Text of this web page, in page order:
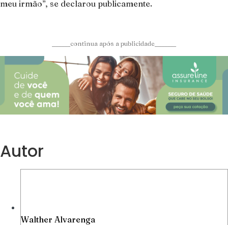
meu irmão”, se declarou publicamente.
______continua após a publicidade_______
Autor
Walther Alvarenga